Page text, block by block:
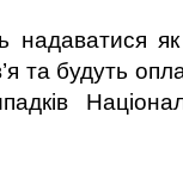
надаватися
та будуть